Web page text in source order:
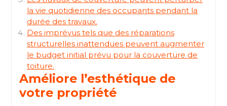
la vie quotidienne des occupants pendant la
durée des travaux.
Des imprévus tels que des réparations
structurelles inattendues peuvent augmenter
le budget initial prévu pour la couverture de
toiture.
Améliore l’esthétique de
votre propriété